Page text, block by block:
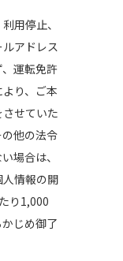
用停止、
アドレス
運転免許
り、ご本
せていた
他の法令
場合は、
情報の開
り1,000
じめ御了